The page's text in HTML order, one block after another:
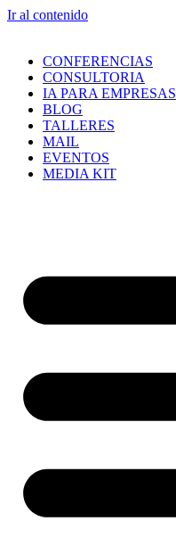
Ir al contenido
CONFERENCIAS
CONSULTORIA
IA PARA EMPRESAS
BLOG
TALLERES
MAIL
EVENTOS
MEDIA KIT